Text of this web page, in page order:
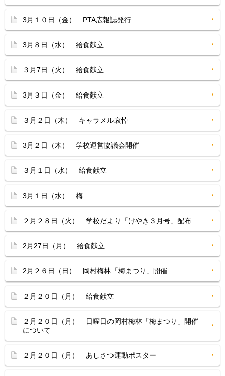
3月１０日（金） PTA広報誌発行
3月８日（水） 給食献立
３月7日（火） 給食献立
3月３日（金） 給食献立
３月２日（木） キャラメル哀悼
3月２日（木） 学校運営協議会開催
３月１日（水） 給食献立
3月１日（水） 梅
２月２８日（火） 学校だより「けやき３月号」配布
2月27日（月） 給食献立
2月２６日（日） 岡村梅林「梅まつり」開催
２月２０日（月） 給食献立
２月２０日（月） 日曜日の岡村梅林「梅まつり」開催
について
２月２０日（月） あしさつ運動ポスター